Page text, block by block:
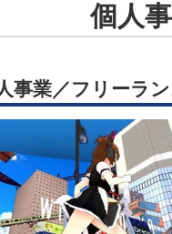
個人
事業／フリーラ